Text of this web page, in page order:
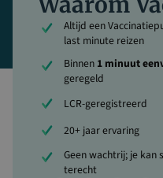
Altijd een
last minute reizen
Binnen 1 minuut
geregeld
LCR-geregistreerd
20+ jaar ervaring
Geen wachtrij; je kan
terecht